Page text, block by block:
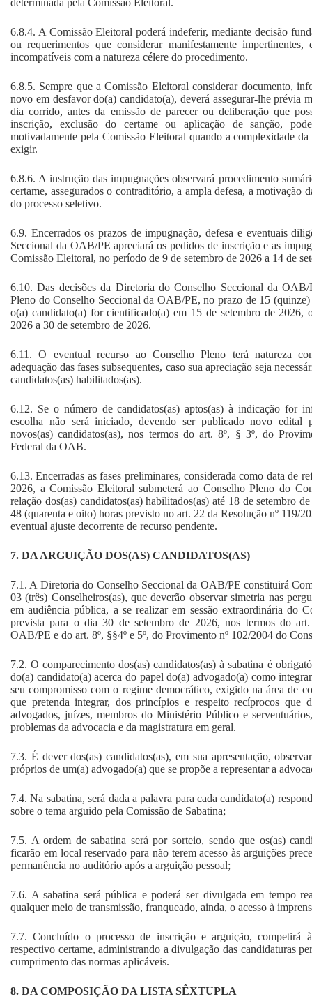
determinada pela Comissão Eleitoral.
6.8.4. A Comissão Eleitoral poderá indeferir, mediante decisão
ou requerimentos que considerar manifestamente impertinentes,
incompatíveis com a natureza célere do procedimento.
6.8.5. Sempre que a Comissão Eleitoral considerar documento,
novo em desfavor do(a) candidato(a), deverá assegurar-lhe prévia
dia corrido, antes da emissão de parecer ou deliberação que
inscrição, exclusão do certame ou aplicação de sanção,
motivadamente pela Comissão Eleitoral quando a complexidade
exigir.
6.8.6. A instrução das impugnações observará procedimento
certame, assegurados o contraditório, a ampla defesa, a motivação
do processo seletivo.
6.9. Encerrados os prazos de impugnação, defesa e eventuais
Seccional da OAB/PE apreciará os pedidos de inscrição e as
Comissão Eleitoral, no período de 9 de setembro de 2026 a 14 de
6.10. Das decisões da Diretoria do Conselho Seccional da OAB/
Pleno do Conselho Seccional da OAB/PE, no prazo de 15 (quinze)
o(a) candidato(a) for cientificado(a) em 15 de setembro de 2026,
2026 a 30 de setembro de 2026.
6.11. O eventual recurso ao Conselho Pleno terá natureza
adequação das fases subsequentes, caso sua apreciação seja
candidatos(as) habilitados(as).
6.12. Se o número de candidatos(as) aptos(as) à indicação for
escolha não será iniciado, devendo ser publicado novo edital
novos(as) candidatos(as), nos termos do art. 8º, § 3º, do
Federal da OAB.
6.13. Encerradas as fases preliminares, considerada como data de
2026, a Comissão Eleitoral submeterá ao Conselho Pleno do
relação dos(as) candidatos(as) habilitados(as) até 18 de setembro
48 (quarenta e oito) horas previsto no art. 22 da Resolução nº 119/
eventual ajuste decorrente de recurso pendente.
7. DA ARGUIÇÃO DOS(AS) CANDIDATOS(AS)
7.1. A Diretoria do Conselho Seccional da OAB/PE constituirá
03 (três) Conselheiros(as), que deverão observar simetria nas
em audiência pública, a se realizar em sessão extraordinária do
prevista para o dia 30 de setembro de 2026, nos termos do
OAB/PE e do art. 8º, §§4º e 5º, do Provimento nº 102/2004 do
7.2. O comparecimento dos(as) candidatos(as) à sabatina é
do(a) candidato(a) acerca do papel do(a) advogado(a) como
seu compromisso com o regime democrático, exigido na área de
que pretenda integrar, dos princípios e respeito recíprocos que
advogados, juízes, membros do Ministério Público e
problemas da advocacia e da magistratura em geral.
7.3. É dever dos(as) candidatos(as), em sua apresentação,
próprios de um(a) advogado(a) que se propõe a representar a
7.4. Na sabatina, será dada a palavra para cada candidato(a)
sobre o tema arguido pela Comissão de Sabatina;
7.5. A ordem de sabatina será por sorteio, sendo que os(as)
ficarão em local reservado para não terem acesso às arguições
permanência no auditório após a arguição pessoal;
7.6. A sabatina será pública e poderá ser divulgada em tempo
qualquer meio de transmissão, franqueado, ainda, o acesso à
7.7. Concluído o processo de inscrição e arguição, competirá
respectivo certame, administrando a divulgação das candidaturas
cumprimento das normas aplicáveis.
8. DA COMPOSIÇÃO DA LISTA SÊXTUPLA